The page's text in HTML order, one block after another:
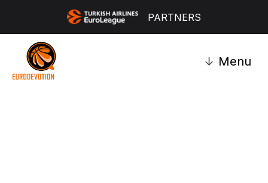
PARTNERS
↓ Menu